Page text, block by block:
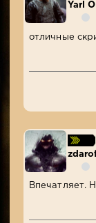
Yarl
отличные
Впечатляет.